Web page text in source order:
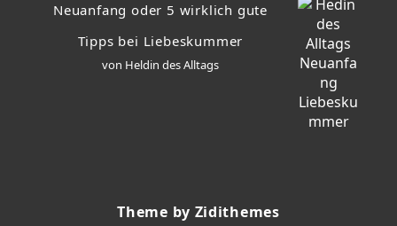
Neuanfang oder 5 wirklich gute
Tipps bei Liebeskummer
von Heldin des Alltags
Theme by Zidithemes